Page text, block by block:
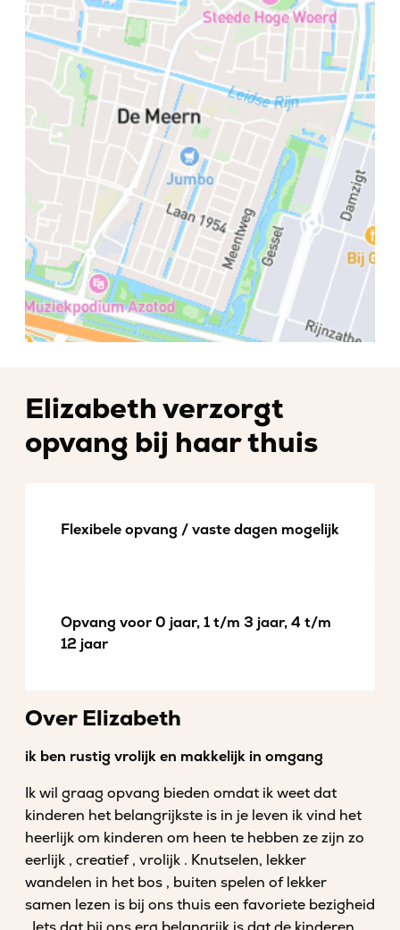
Elizabeth verzorgt
opvang bij haar thuis
Flexibele opvang / vaste dagen mogelijk
Opvang voor 0 jaar, 1 t/m 3 jaar, 4 t/m
12 jaar
Over Elizabeth
ik ben rustig vrolijk en makkelijk in omgang
Ik wil graag opvang bieden omdat ik weet dat
kinderen het belangrijkste is in je leven ik vind het
heerlijk om kinderen om heen te hebben ze zijn zo
eerlijk , creatief , vrolijk . Knutselen, lekker
wandelen in het bos , buiten spelen of lekker
samen lezen is bij ons thuis een favoriete bezigheid